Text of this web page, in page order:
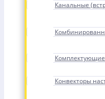
Канальные
Конвекторы